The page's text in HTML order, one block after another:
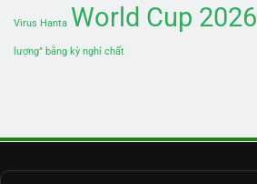
Virus Hanta World Cup 2026
lượng” bằng kỳ nghỉ chất